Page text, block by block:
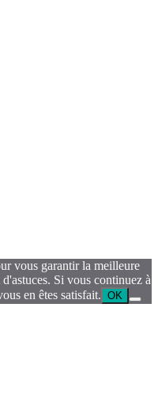
vous garantir la meilleure
Si vous continuez à
en êtes satisfait. OK